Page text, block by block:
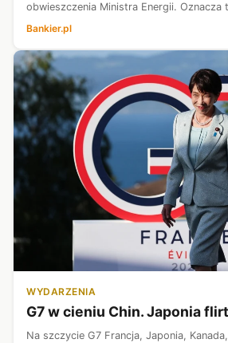
obwieszczenia Ministra Energii. Oznacza
z wtorkiem ceny maksymalne paliw będą
Bankier.pl
WYDARZENIA
G7 w cieniu Chin. Japonia
Na szczycie G7 Francja, Japonia,